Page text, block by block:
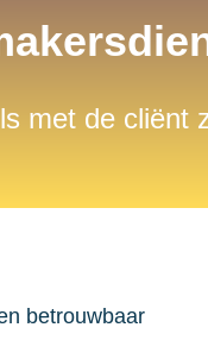
met de cliënt
betrouwbaar